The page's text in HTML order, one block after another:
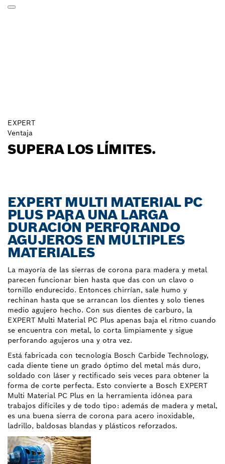
EXPERT
Ventaja
SUPERA LOS LÍMITES.
EXPERT MULTI MATERIAL PC
PLUS PARA UNA LARGA
DURACIÓN PERFORANDO
AGUJEROS EN MÚLTIPLES
MATERIALES
La mayoría de las sierras de corona para madera y metal
parecen funcionar bien hasta que das con un clavo o
tornillo endurecido. Entonces chirrían, sale humo y
rechinan hasta que se arrancan los dientes y solo tienes
medio agujero hecho. Con sus dientes de carburo, la
EXPERT Multi Material PC Plus apenas baja el ritmo cuando
se encuentra con metal, lo corta limpiamente y sigue
perforando agujeros una y otra vez.
Está fabricada con tecnología Bosch Carbide Technology,
cada diente tiene un grado óptimo del metal más duro,
soldado con láser y rectificado seis veces para obtener la
forma de corte perfecta. Esto convierte a Bosch EXPERT
Multi Material PC Plus en la herramienta idónea para
trabajos difíciles y de todo tipo: además de madera y metal,
es una buena sierra de corona para acero inoxidable,
ladrillo, baldosas blandas y plásticos reforzados.